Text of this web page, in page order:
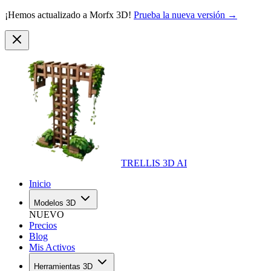
¡Hemos actualizado a Morfx 3D! Prueba la nueva versión →
TRELLIS 3D AI
Inicio
Modelos 3D
NUEVO
Precios
Blog
Mis Activos
Herramientas 3D